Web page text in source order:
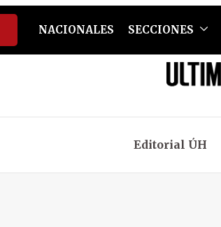
NACIONALES SECCIONES
Editorial ÚH